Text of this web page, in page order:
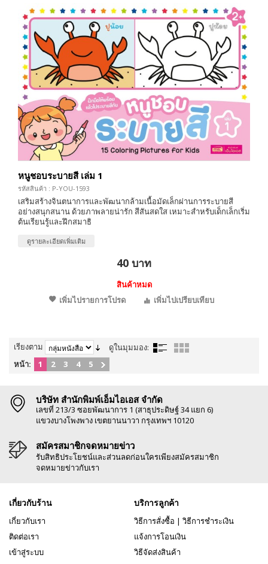
หนูชอบระบายสี เล่ม 1
รหัสสินค้า : P-YOU-1593
เสริมสร้างจินตนาการและพัฒนากล้ามเนื้อมัดเล็กผ่านการระบายสี
อย่างสนุกสนาน ด้วยภาพลายน่ารัก สีสันสดใส เหมาะสำหรับเด็กเล็กเริ่ม
ต้นเรียนรู้และฝึกสมาธิ
ดูรายละเอียดเพิ่มเติม
40 บาท
สินค้าหมด
เพิ่มไปรายการโปรด
เพิ่มไปเปรียบเทียบ
เรียงตาม
ดูในมุมมอง:
หน้า:
1 2 3 4 5
บริษัท สำนักพิมพ์เอ็มไอเอส จำกัด
เลขที่ 213/3 ซอยพัฒนาการ 1 (สาธุประดิษฐ์ 34 แยก 6)
แขวงบางโพงพาง เขตยานนาวา กรุงเทพฯ 10120
สมัครสมาชิกจดหมายข่าว
รับสิทธิประโยชน์และส่วนลดก่อนใครเพียงสมัครสมาชิก
จดหมายข่าวกับเรา
เกี่ยวกับร้าน
เกี่ยวกับเรา
ติดต่อเรา
เข้าสู่ระบบ
บริการลูกค้า
วิธีการสั่งซื้อ | วิธีการชำระเงิน
แจ้งการโอนเงิน
วิธีจัดส่งสินค้า